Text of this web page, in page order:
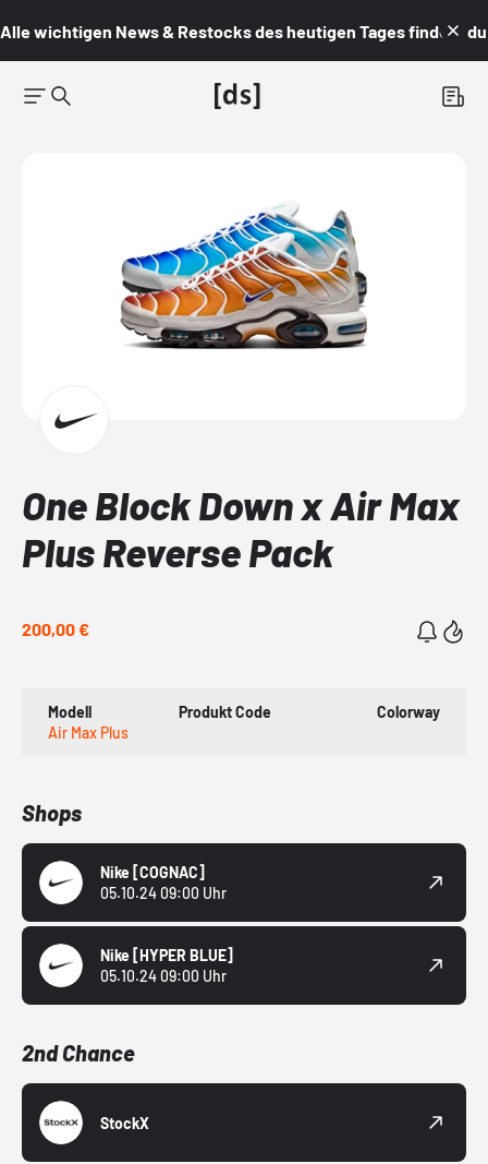
Alle wichtigen News & Restocks des heutigen Tages findest du
One Block Down x Air Max
Plus Reverse Pack
200,00 €
Modell
Air Max Plus
Produkt Code Colorway
Shops
Nike [COGNAC]
05.10.24 09:00 Uhr
Nike [HYPER BLUE]
05.10.24 09:00 Uhr
2nd Chance
StockX